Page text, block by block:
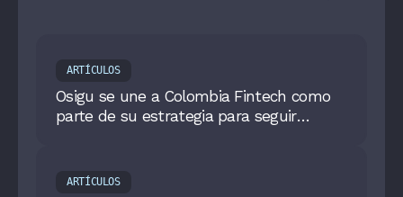
ARTÍCULOS
Osigu se une a Colombia Fintech como
parte de su estrategia para seguir
ARTÍCULOS